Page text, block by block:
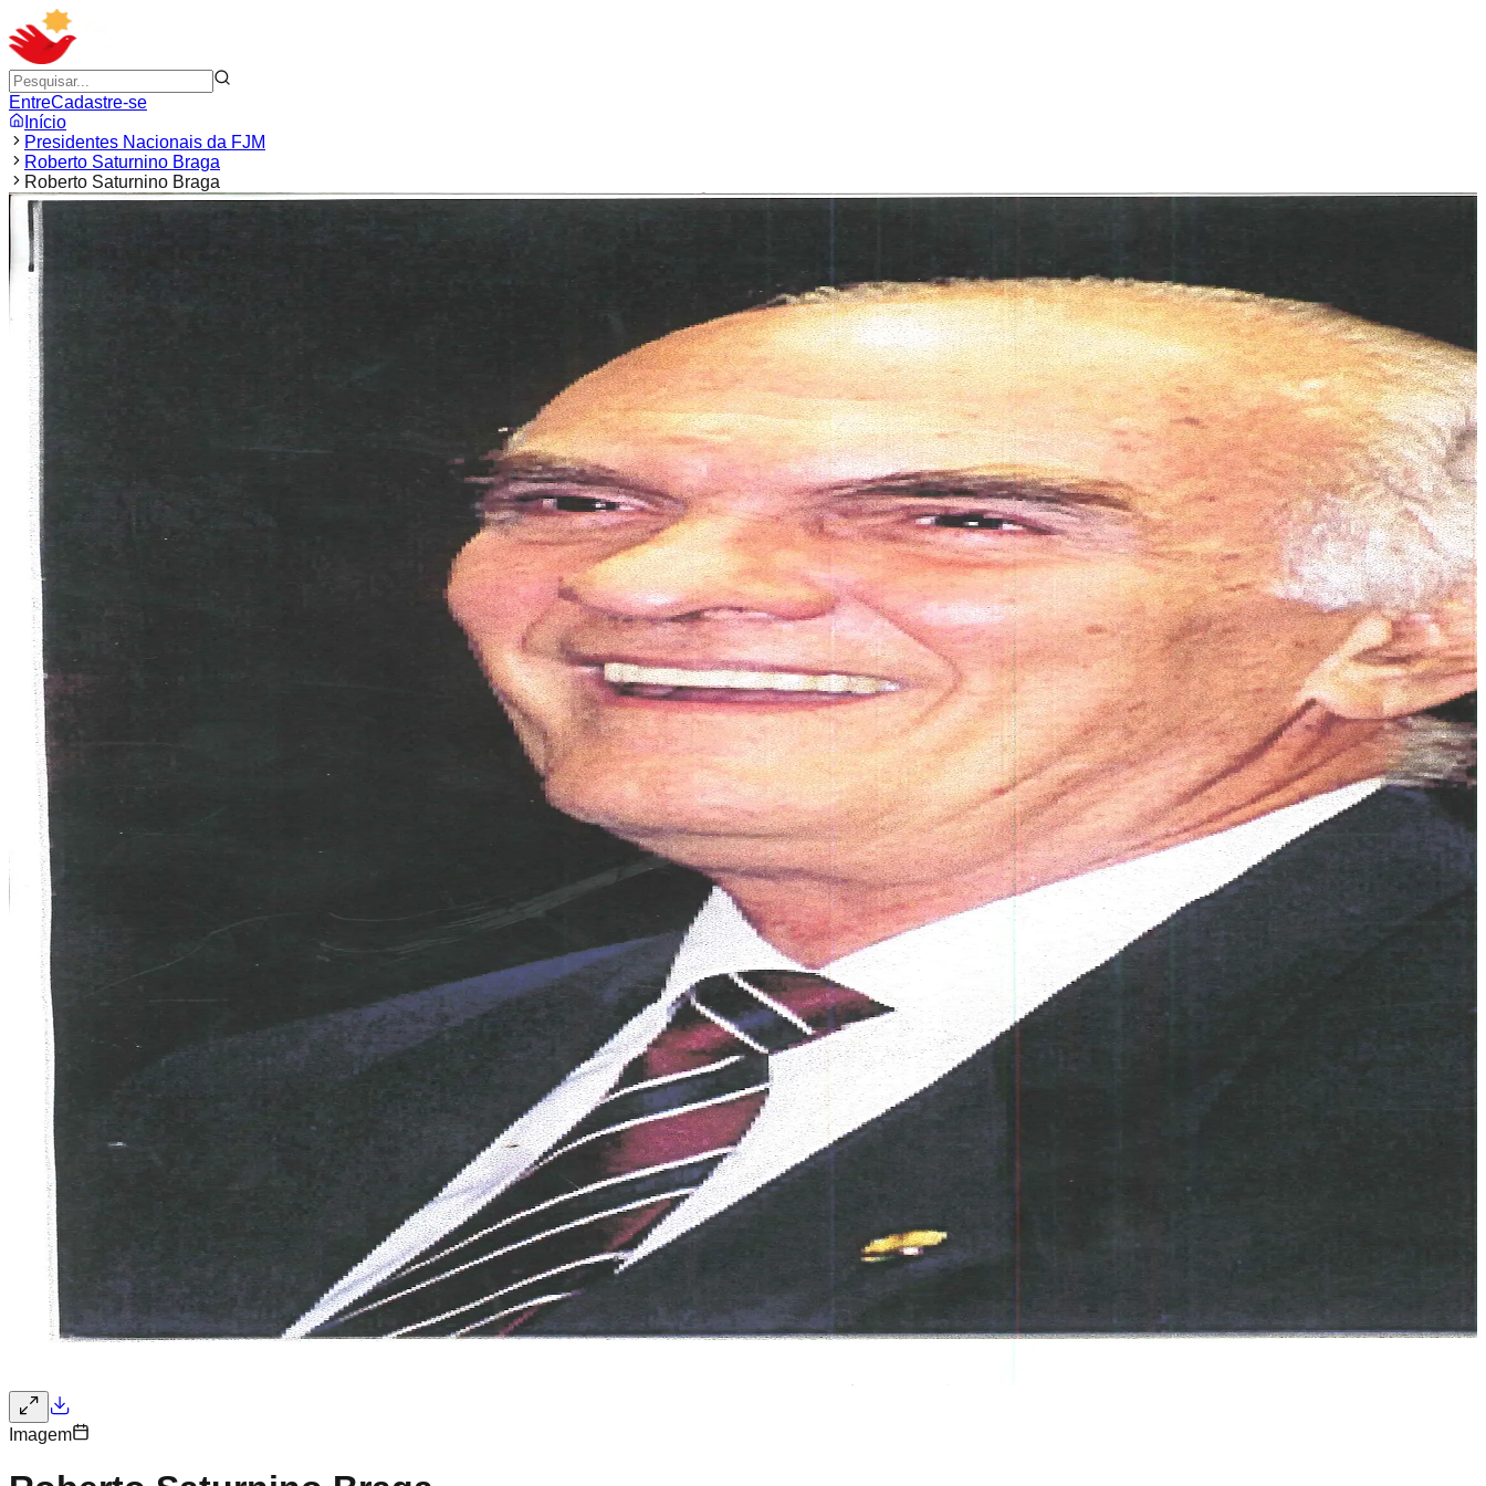
EntreCadastre-se
Início
Presidentes Nacionais da FJM
Roberto Saturnino Braga
Roberto Saturnino Braga
Imagem